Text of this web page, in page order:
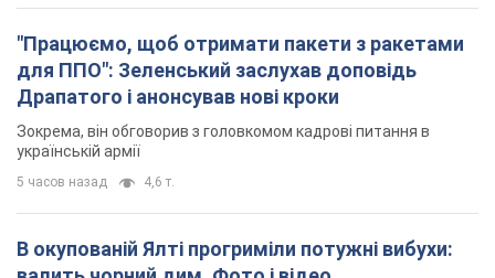
В окупованій Ялті прогриміли потужні вибухи:
валить чорний дим. Фото і відео
Місто, ймовірно, опинилося під атакою дронів
6 часов назад